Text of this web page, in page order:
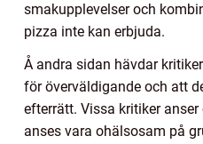
smakupplevelser och
pizza inte kan erbjuda.
Å andra sidan hävdar
för överväldigande och att
efterrätt. Vissa kritiker
anses vara ohälsosam på